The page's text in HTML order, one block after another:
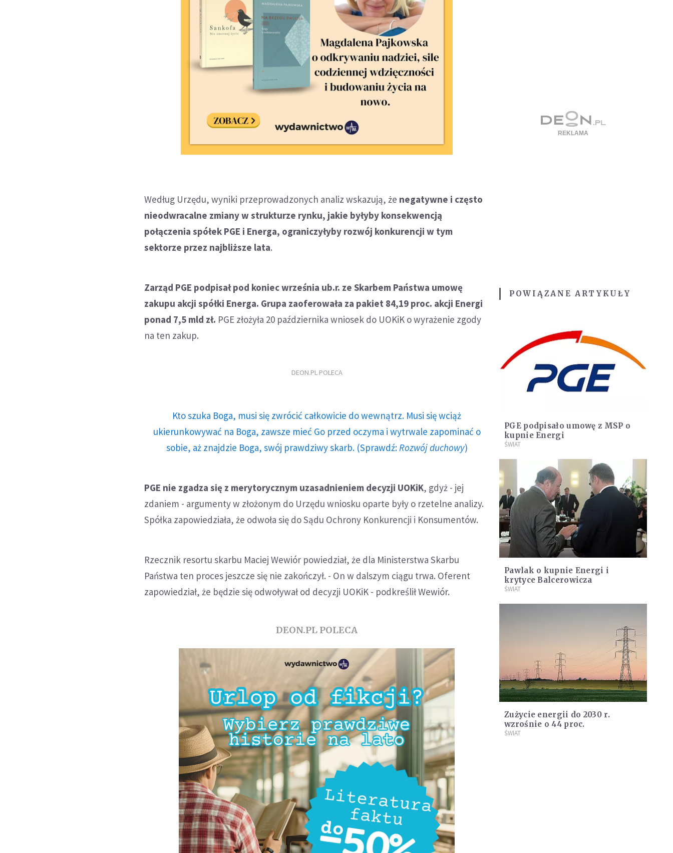
Według Urzędu, wyniki przeprowadzonych analiz wskazują, że negatywne i często
nieodwracalne zmiany w strukturze rynku, jakie byłyby konsekwencją
połączenia spółek PGE i Energa, ograniczyłyby rozwój konkurencji w tym
sektorze przez najbliższe lata.
Zarząd PGE podpisał pod koniec września ub.r. ze Skarbem Państwa umowę
zakupu akcji spółki Energa. Grupa zaoferowała za pakiet 84,19 proc. akcji Energi
ponad 7,5 mld zł. PGE złożyła 20 października wniosek do UOKiK o wyrażenie zgody
na ten zakup.
DEON.PL POLECA
Kto szuka Boga, musi się zwrócić całkowicie do wewnątrz. Musi się wciąż
ukierunkowywać na Boga, zawsze mieć Go przed oczyma i wytrwale zapominać o
sobie, aż znajdzie Boga, swój prawdziwy skarb. (Sprawdź: Rozwój duchowy)
PGE nie zgadza się z merytorycznym uzasadnieniem decyzji UOKiK, gdyż - jej
zdaniem - argumenty w złożonym do Urzędu wniosku oparte były o rzetelne analizy.
Spółka zapowiedziała, że odwoła się do Sądu Ochrony Konkurencji i Konsumentów.
Rzecznik resortu skarbu Maciej Wewiór powiedział, że dla Ministerstwa Skarbu
Państwa ten proces jeszcze się nie zakończył. - On w dalszym ciągu trwa. Oferent
zapowiedział, że będzie się odwoływał od decyzji UOKiK - podkreślił Wewiór.
DEON.PL POLECA
POWIĄZANE ARTYKUŁY
PGE podpisało umowę z MSP o
kupnie Energi
ŚWIAT
Pawlak o kupnie Energi i
krytyce Balcerowicza
ŚWIAT
Zużycie energii do 2030 r.
wzrośnie o 44 proc.
ŚWIAT